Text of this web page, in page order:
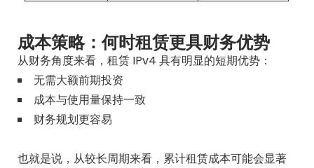
成本策略：何时租赁更具财务优势
从财务角度来看，租赁 IPv4 具有明显的短期优势：
无需大额前期投资
成本与使用量保持一致
财务规划更容易
也就是说，从较长周期来看，累计租赁成本可能会显著